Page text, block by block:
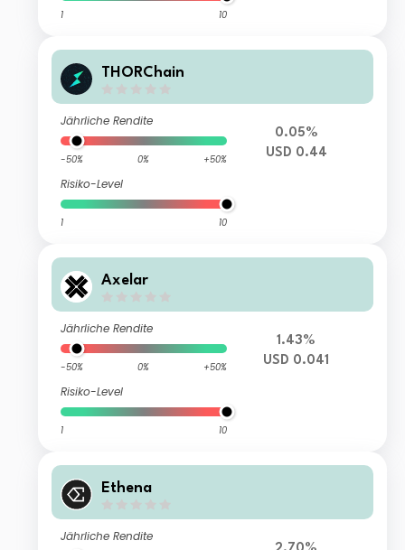
1 10
THORChain
Jährliche Rendite
-50% 0% +50%
Risiko-Level
1 10
0.05%
USD 0.44
Axelar
Jährliche Rendite
-50% 0% +50%
Risiko-Level
1 10
1.43%
USD 0.041
Ethena
Jährliche Rendite